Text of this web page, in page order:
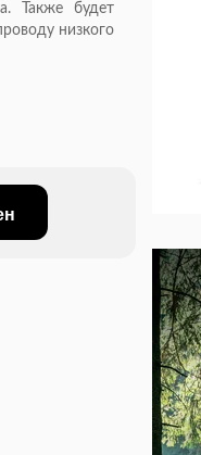
Также будет
низкого